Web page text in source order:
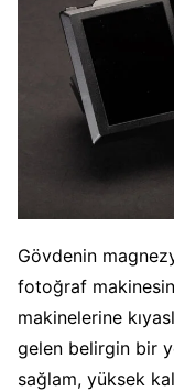
Gövdenin
fotoğraf
makinelerine
gelen belirgin bir
sağlam, yüksek